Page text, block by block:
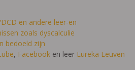
en andere leer-en
zoals dyscalculie
bedoeld zijn
, Facebook en leer Eureka Leuven